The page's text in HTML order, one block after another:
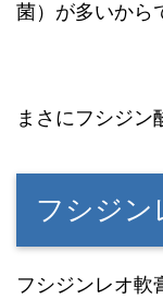
菌）が多いから
まさにフシジン
フシジン
フシジンレオ軟